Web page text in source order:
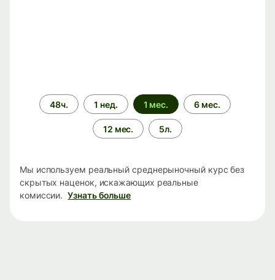
Период
времени
48ч. 1 нед. 1 мес. 6 мес.
12 мес. 5л.
Мы используем реальный среднерыночный курс без
скрытых наценок, искажающих реальные
комиссии. Узнать больше